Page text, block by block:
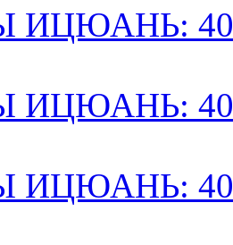
ИЦЮАНЬ:
ИЦЮАНЬ:
ИЦЮАНЬ: